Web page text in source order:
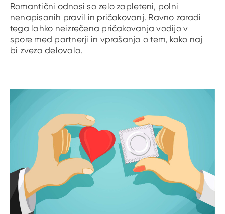
Romantični odnosi so zelo zapleteni, polni
nenapisanih pravil in pričakovanj. Ravno zaradi
tega lahko neizrečena pričakovanja vodijo v
spore med partnerji in vprašanja o tem, kako naj
bi zveza delovala.